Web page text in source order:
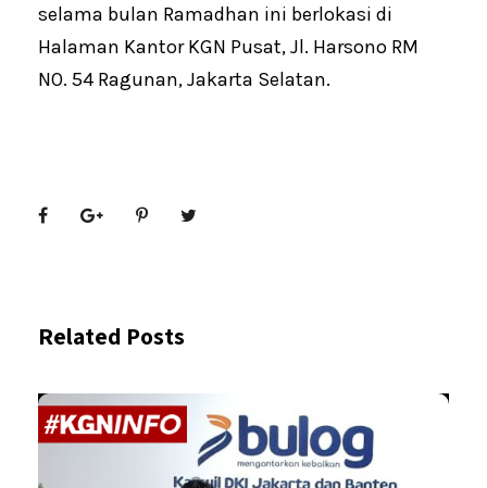
selama bulan Ramadhan ini berlokasi di
Halaman Kantor KGN Pusat, Jl. Harsono RM
NO. 54 Ragunan, Jakarta Selatan.
Related Posts